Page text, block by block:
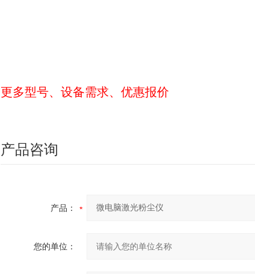
更多型号、设备需求、优惠报价
产品咨询
产品：
您的单位：